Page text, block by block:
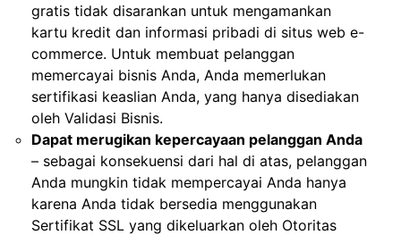
gratis tidak disarankan untuk mengamankan
kartu kredit dan informasi pribadi di situs web e-
commerce. Untuk membuat pelanggan
memercayai bisnis Anda, Anda memerlukan
sertifikasi keaslian Anda, yang hanya disediakan
oleh Validasi Bisnis.
Dapat merugikan kepercayaan pelanggan Anda
– sebagai konsekuensi dari hal di atas, pelanggan
Anda mungkin tidak mempercayai Anda hanya
karena Anda tidak bersedia menggunakan
Sertifikat SSL yang dikeluarkan oleh Otoritas